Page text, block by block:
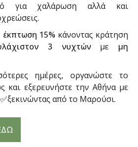
για χαλάρωση αλλά και
έκπτωση 15% κάνοντας κράτηση
3 νυχτώνμε μη
ημέρες, οργανώστε το
και εξερευνήστε την Αθήνα με
από το Μαρούσι.